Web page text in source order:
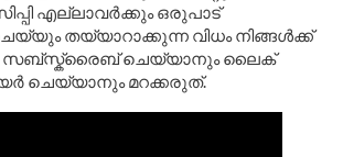
എല്ലാവർക്കും ഒരുപാട്
തയ്യാറാക്കുന്ന വിധം നിങ്ങൾക്ക്
സബ്സ്ക്രൈബ് ചെയ്യാനും ലൈക്
ചെയ്യാനും മറക്കരുത്.